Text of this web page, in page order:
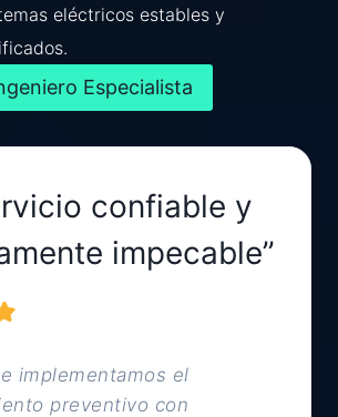
eléctricos estables y
Especialista
confiable y
impecable”
implementamos el
preventivo con